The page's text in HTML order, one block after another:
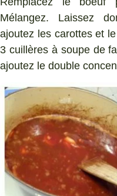
Mélangez. Laissez
ajoutez les carottes et
3 cuillères à soupe de
ajoutez le double